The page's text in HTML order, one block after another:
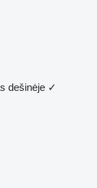
dešinėje ✓